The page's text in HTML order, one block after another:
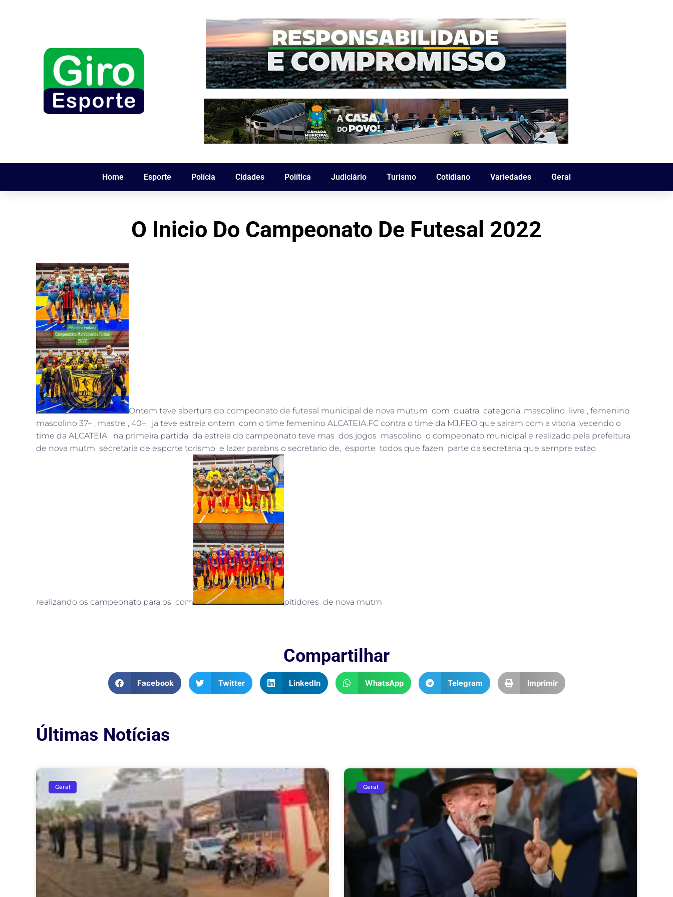
Home Esporte Polícia Cidades Política Judiciário Turismo Cotidiano Variedades Geral
O Inicio Do Campeonato De Futesal 2022
Ontem teve abertura do compeonato de futesal municipal de nova mutum com quatra categoria, mascolino livre , femenino
mascolino 37+ , mastre , 40+. ja teve estreia ontem com o time femenino ALCATEIA.FC contra o time da MJ.FEO que sairam com a vitoria vecendo o
time da ALCATEIA na primeira partida da estreia do campeonato teve mas dos jogos mascolino o compeonato municipal e realizado pela prefeitura
de nova mutm secretaria de esporte torismo e lazer parabns o secretario de, esporte todos que fazen parte da secretaria que sempre estao
realizando os campeonato para os com pitidores de nova mutm
Compartilhar
Facebook Twitter LinkedIn WhatsApp Telegram Imprimir
Últimas Notícias
Geral Geral